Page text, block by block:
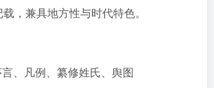
，兼具地方性与时代特色。
言、凡例、纂修姓氏、舆图